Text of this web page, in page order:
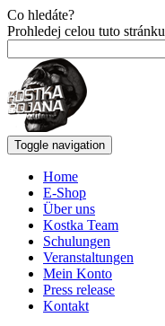
Co hledáte?
Prohledej celou tuto stránku
nach:
Toggle navigation
Home
E-Shop
Über uns
Kostka Team
Schulungen
Veranstaltungen
Mein Konto
Press release
Kontakt